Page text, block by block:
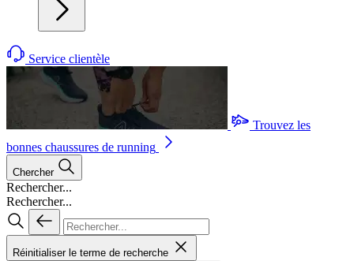
Service clientèle
Trouvez les
bonnes chaussures de running
Chercher
Rechercher...
Rechercher...
Réinitialiser le terme de recherche